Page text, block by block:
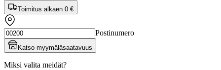
Toimitus alkaen 0 €
Postinumero
Katso myymäläsaatavuus
Miksi valita meidät?